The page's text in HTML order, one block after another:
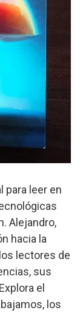
para leer en
Alejandro,
hacia la
lectores de
sus
el
los